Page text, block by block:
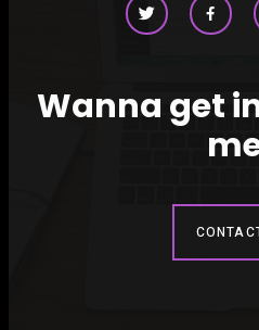
Wanna get